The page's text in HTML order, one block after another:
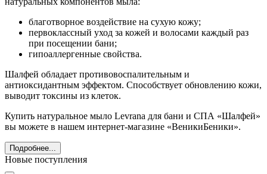
благотворное воздействие на сухую кожу;
первоклассный уход за кожей и волосами каждый раз
при посещении бани;
гипоаллергенные свойства.
Шалфей обладает противовоспалительным и
антиоксидантным эффектом. Способствует обновлению кожи,
выводит токсины из клеток.
Купить натуральное мыло Levrana для бани и СПА «Шалфей»
вы можете в нашем интернет-магазине «ВеникиБеники».
Подробнее...
Новые поступления